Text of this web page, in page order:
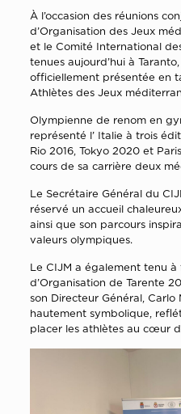
À l’occasion des réunions
d’Organisation des Jeux
et le Comité International
tenues aujourd’hui à
officiellement présentée en
Athlètes des Jeux
Olympienne de renom en
représenté l’ Italie à trois
Rio 2016, Tokyo 2020 et
cours de sa carrière deux
Le Secrétaire Général du
réservé un accueil
ainsi que son parcours
valeurs olympiques.
Le CIJM a également tenu à
d’Organisation de Tarente
son Directeur Général,
hautement symbolique,
placer les athlètes au cœur